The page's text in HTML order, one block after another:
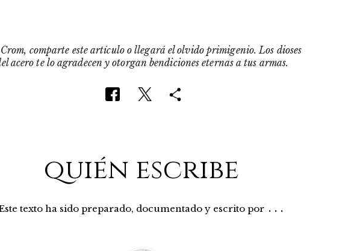
comparte este artículo o llegará el olvido primigenio. Los dioses
acero te lo agradecen y otorgan bendiciones eternas a tus armas.
quién escribe
texto ha sido preparado, documentado y escrito por ...